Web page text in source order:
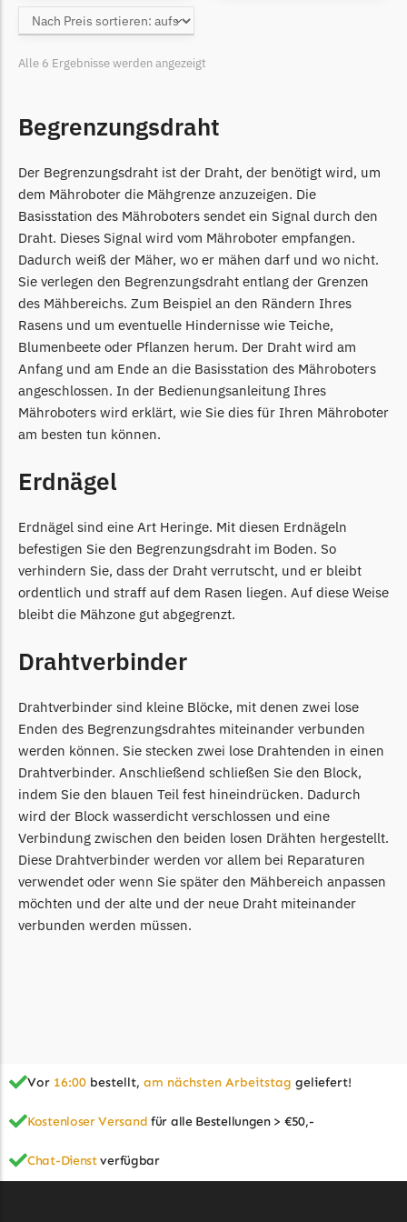
Grouw
Grouw Messer
Güde
Begrenzungsdraht
Honda
Honda Messer
Begrenzungsdraht
Kress
Kress Messer
Begrenzungsdraht
LandXcape
LandXcape Messer
Begrenzungsdraht
LawnBott
Begrenzungsdraht
Lizard
Lizard Messer
Begrenzungsdraht
LUX-Tools
Begrenzungsdraht
Mammotion
Mammotion Messer
McCulloch
McCulloch Messer
Medion
Mowox
Mowox Messer
MTD
Alle 6 Ergebnisse werden angezeigt
Begrenzungsdraht
Der Begrenzungsdraht ist der Draht, der benötigt wird, um
dem Mähroboter die Mähgrenze anzuzeigen. Die
Basisstation des Mähroboters sendet ein Signal durch den
Draht. Dieses Signal wird vom Mähroboter empfangen.
Dadurch weiß der Mäher, wo er mähen darf und wo nicht.
Sie verlegen den Begrenzungsdraht entlang der Grenzen
des Mähbereichs. Zum Beispiel an den Rändern Ihres
Rasens und um eventuelle Hindernisse wie Teiche,
Blumenbeete oder Pflanzen herum. Der Draht wird am
Anfang und am Ende an die Basisstation des Mähroboters
angeschlossen. In der Bedienungsanleitung Ihres
Mähroboters wird erklärt, wie Sie dies für Ihren Mähroboter
am besten tun können.
Erdnägel
Erdnägel sind eine Art Heringe. Mit diesen Erdnägeln
befestigen Sie den Begrenzungsdraht im Boden. So
verhindern Sie, dass der Draht verrutscht, und er bleibt
ordentlich und straff auf dem Rasen liegen. Auf diese Weise
bleibt die Mähzone gut abgegrenzt.
Drahtverbinder
Drahtverbinder sind kleine Blöcke, mit denen zwei lose
Enden des Begrenzungsdrahtes miteinander verbunden
werden können. Sie stecken zwei lose Drahtenden in einen
Drahtverbinder. Anschließend schließen Sie den Block,
indem Sie den blauen Teil fest hineindrücken. Dadurch
wird der Block wasserdicht verschlossen und eine
Verbindung zwischen den beiden losen Drähten hergestellt.
Diese Drahtverbinder werden vor allem bei Reparaturen
verwendet oder wenn Sie später den Mähbereich anpassen
möchten und der alte und der neue Draht miteinander
verbunden werden müssen.
Vor 16:00 bestellt, am nächsten Arbeitstag geliefert!
Kostenloser Versand für alle Bestellungen > €50,-
Chat-Dienstverfügbar